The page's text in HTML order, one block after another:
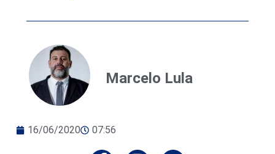
Marcelo Lula
16/06/2020 07:56